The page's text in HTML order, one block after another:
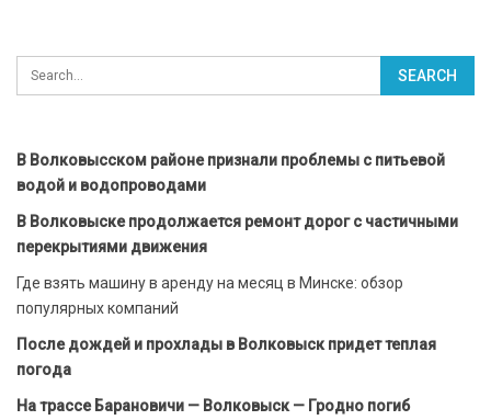
В Волковысском районе признали проблемы с питьевой
водой и водопроводами
В Волковыске продолжается ремонт дорог с частичными
перекрытиями движения
Где взять машину в аренду на месяц в Минске: обзор
популярных компаний
После дождей и прохлады в Волковыск придет теплая
погода
На трассе Барановичи — Волковыск — Гродно погиб